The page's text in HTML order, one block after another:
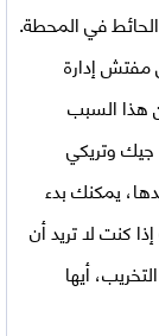
في المحطة.
إدارة
هذا السبب
جيك وتريكي
يمكنك بدء
كنت لا تريد أن
أيها